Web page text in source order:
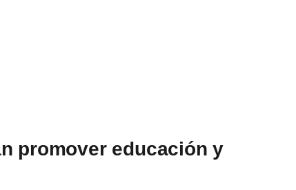
promover educación y